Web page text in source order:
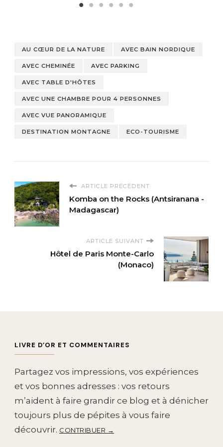
AU CŒUR DE LA NATURE AVEC BAIN NORDIQUE
AVEC CHEMINÉE AVEC PARKING
AVEC TABLE D'HÔTES
AVEC UNE CHAMBRE POUR 4 PERSONNES
AVEC VUE PANORAMIQUE
DESTINATION MONTAGNE ECO-TOURISME
ARTICLE PRÉCÉDENT
Komba on the Rocks (Antsiranana -
Madagascar)
ARTICLE SUIVANT
Hôtel de Paris Monte-Carlo
(Monaco)
LIVRE D’OR ET COMMENTAIRES
Partagez vos impressions, vos expériences
et vos bonnes adresses : vos retours
m’aident à faire grandir ce blog et à dénicher
toujours plus de pépites à vous faire
découvrir. CONTRIBUER →